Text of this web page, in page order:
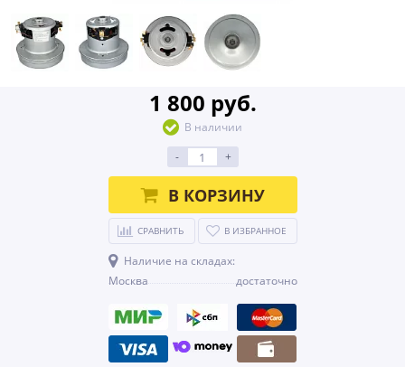
1 800 руб.
В наличии
-
+
В КОРЗИНУ
СРАВНИТЬ В ИЗБРАННОЕ
Наличие на складах:
Москва
достаточно